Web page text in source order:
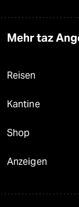
Mehr taz
Reisen
Kantine
Shop
Anzeigen